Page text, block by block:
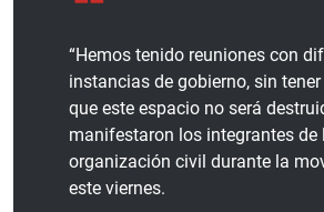
“Hemos tenido reuniones con
instancias de gobierno, sin
que este espacio no será
manifestaron los integrantes de
organización civil durante la
este viernes.